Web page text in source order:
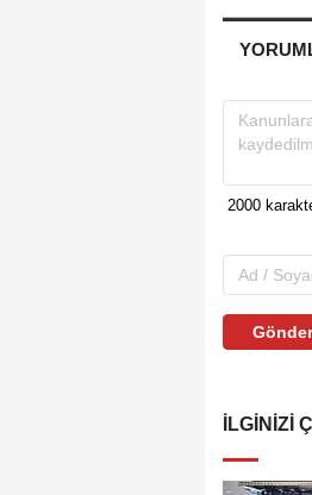
Gönder
İLGINIZI